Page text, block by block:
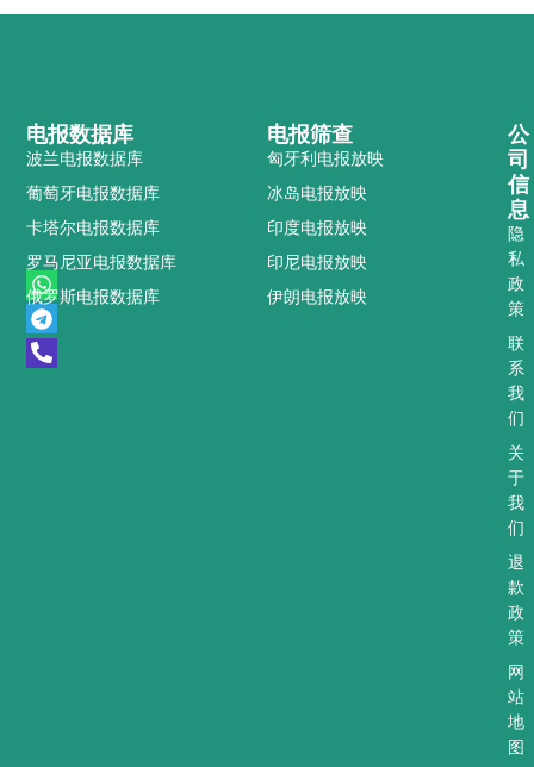
W
h
a
t
s
T
e
l
e
g
P
h
o
n
e
电报筛查
匈牙利电报放映
冰岛电报放映
印度电报放映
印尼电报放映
伊朗电报放映
电报数据库
波兰电报数据库
葡萄牙电报数据库
卡塔尔电报数据库
罗马尼亚电报数据库
俄罗斯电报数据库
公
司
信
息
隐
私
政
策
联
系
我
们
关
于
我
们
退
款
政
策
网
站
地
图